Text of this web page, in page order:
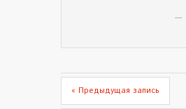
« Предыдущая запись